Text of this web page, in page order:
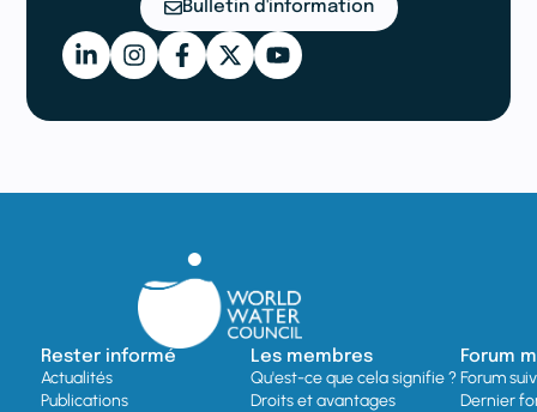
Bulletin d'information
Rester informé
Actualités
Publications
Les membres
Qu'est-ce que cela signifie ?
Droits et avantages
Forum
Forum
Dernier